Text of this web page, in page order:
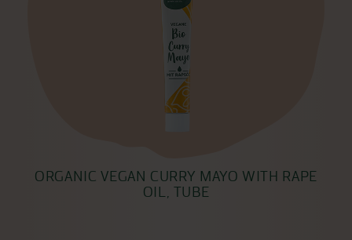
ORGANIC VEGAN CURRY MAYO WITH RAPE
OIL, TUBE